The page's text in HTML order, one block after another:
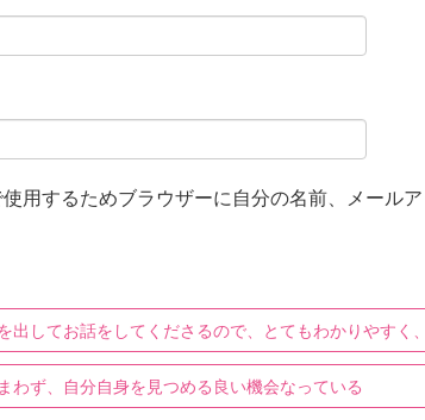
用するためブラウザーに自分の名前、メールア
出してお話をしてくださるので、とてもわかりやすく
わず、自分自身を見つめる良い機会なっている